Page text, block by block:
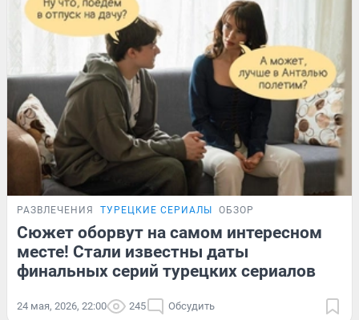
РАЗВЛЕЧЕНИЯ ТУРЕЦКИЕ СЕРИАЛЫ ОБЗОР
Сюжет оборвут на самом интересном
месте! Стали известны даты
финальных серий турецких сериалов
24 мая, 2026, 22:00 245 Обсудить